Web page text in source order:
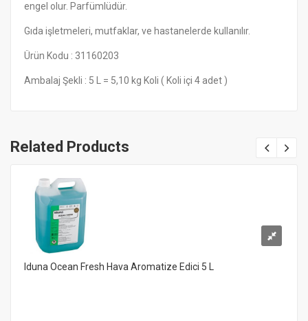
engel olur. Parfümlüdür.
Gıda işletmeleri, mutfaklar, ve hastanelerde kullanılır.
Ürün Kodu : 31160203
Ambalaj Şekli : 5 L = 5,10 kg Koli ( Koli içi 4 adet )
Related Products
Iduna Ocean Fresh Hava Aromatize Edici 5 L